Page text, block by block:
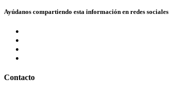
Ayúdanos compartiendo esta información en redes sociales
Contacto